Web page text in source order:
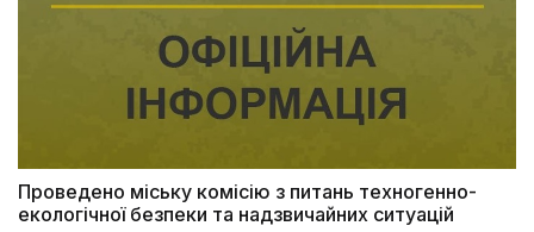
Проведено міську комісію з питань техногенно-
екологічної безпеки та надзвичайних ситуацій